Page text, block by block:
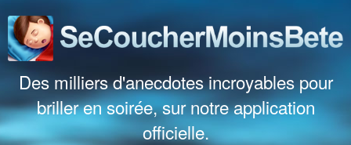
Des milliers d'anecdotes incroyables pour
briller en soirée, sur notre application
officielle.